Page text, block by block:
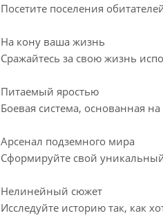
Посетите поселения
На кону ваша жизнь
Сражайтесь за свою жизнь
Питаемый яростью
Боевая система, основанная
Арсенал подземного мира
Сформируйте свой
Нелинейный сюжет
Исследуйте историю так, как